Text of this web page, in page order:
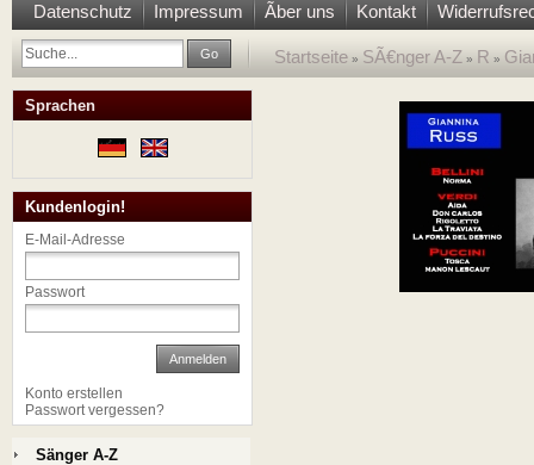
Datenschutz Impressum Ãber uns Kontakt
Go Startseite » SÃ€nger A-Z » R »
Sprachen
Kundenlogin!
E-Mail-Adresse
Passwort
Anmelden
Konto erstellen
Passwort vergessen?
Sänger A-Z